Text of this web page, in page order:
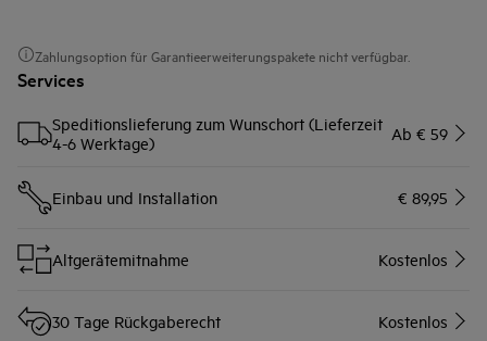
Zahlungsoption für Garantieerweiterungspakete nicht verfügbar.
Services
Speditionslieferung zum Wunschort (Lieferzeit
4-6 Werktage)
Ab € 59
Einbau und Installation € 89,95
Altgerätemitnahme Kostenlos
30 Tage Rückgaberecht Kostenlos